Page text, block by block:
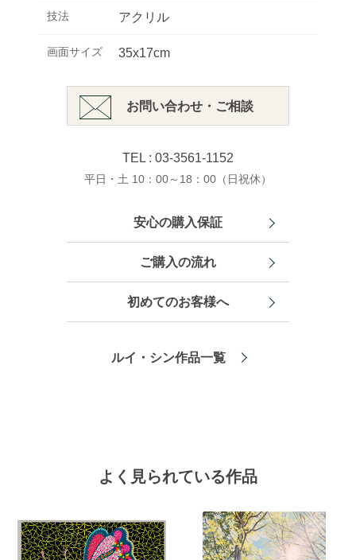
技法 アクリル
画面サイズ 35x17cm
お問い合わせ・ご相談
TEL : 03-3561-1152
平日・土 10：00～18：00（日祝休）
安心の購入保証
ご購入の流れ
初めてのお客様へ
ルイ・シン作品一覧
よく見られている作品